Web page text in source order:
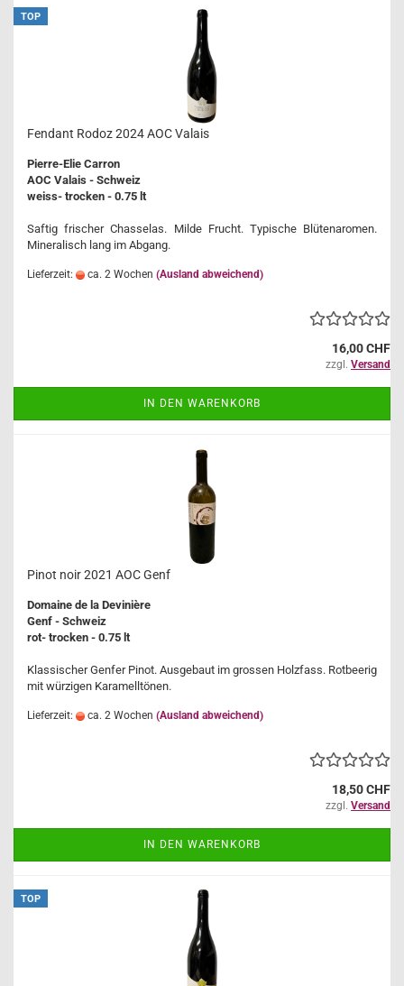
TOP
Fendant Rodoz 2024 AOC Valais
Pierre-Elie Carron
AOC Valais - Schweiz
weiss- trocken - 0.75 lt
Saftig frischer Chasselas. Milde Frucht. Typische Blütenaromen.
Mineralisch lang im Abgang.
Lieferzeit: ca. 2 Wochen (Ausland abweichend)
16,00 CHF
zzgl. Versand
IN DEN WARENKORB
Pinot noir 2021 AOC Genf
Domaine de la Devinière
Genf - Schweiz
rot- trocken - 0.75 lt
Klassischer Genfer Pinot. Ausgebaut im grossen Holzfass. Rotbeerig
mit würzigen Karamelltönen.
Lieferzeit: ca. 2 Wochen (Ausland abweichend)
18,50 CHF
zzgl. Versand
IN DEN WARENKORB
TOP